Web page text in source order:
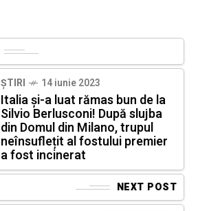
ȘTIRI 14 iunie 2023
Italia și-a luat rămas bun de la
Silvio Berlusconi! După slujba
din Domul din Milano, trupul
neînsuflețit al fostului premier
a fost incinerat
NEXT POST